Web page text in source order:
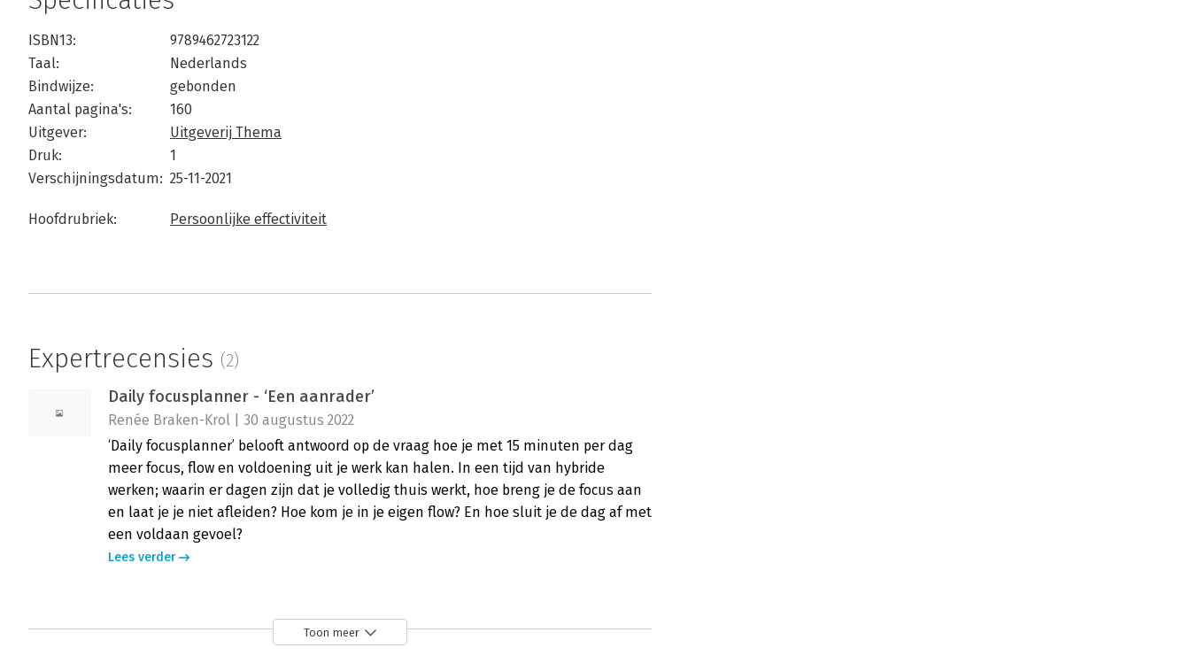
ISBN13:
9789462723122
Taal:
Nederlands
Bindwijze:
gebonden
Aantal pagina's:
160
Uitgever:
Uitgeverij Thema
Druk:
1
Verschijningsdatum: 25-11-2021
Hoofdrubriek: Persoonlijke effectiviteit
Expertrecensies (2)
Daily focusplanner - ‘Een aanrader’
Renée Braken-Krol | 30 augustus 2022
‘Daily focusplanner’ belooft antwoord op de vraag hoe je met 15 minuten per dag
meer focus, flow en voldoening uit je werk kan halen. In een tijd van hybride
werken; waarin er dagen zijn dat je volledig thuis werkt, hoe breng je de focus aan
en laat je je niet afleiden? Hoe kom je in je eigen flow? En hoe sluit je de dag af met
een voldaan gevoel?
Lees verder
Daily focusplanner - Viel in de smaak
Toon meer